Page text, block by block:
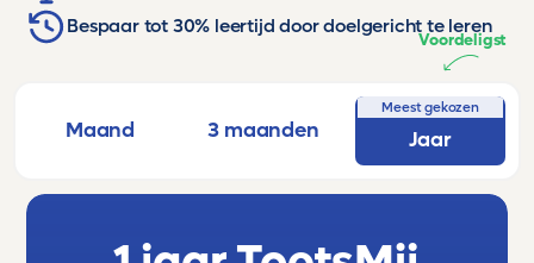
Bespaar tot 30% leertijd door doelgericht te leren
Maand 3 maanden
Meest gekozen
Jaar
Voordeligst